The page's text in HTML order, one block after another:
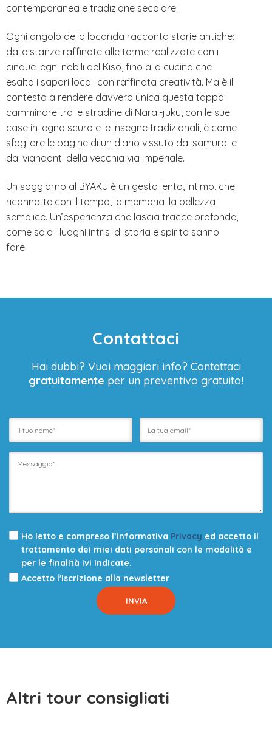
contemporanea e tradizione secolare.
Ogni angolo della locanda racconta storie antiche:
dalle stanze raffinate alle terme realizzate con i
cinque legni nobili del Kiso, fino alla cucina che
esalta i sapori locali con raffinata creatività. Ma è il
contesto a rendere davvero unica questa tappa:
camminare tra le stradine di Narai-juku, con le sue
case in legno scuro e le insegne tradizionali, è come
sfogliare le pagine di un diario vissuto dai samurai e
dai viandanti della vecchia via imperiale.
Un soggiorno al BYAKU è un gesto lento, intimo, che
riconnette con il tempo, la memoria, la bellezza
semplice. Un’esperienza che lascia tracce profonde,
come solo i luoghi intrisi di storia e spirito sanno
fare.
Contattaci
Hai dubbi? Vuoi maggiori info? Contattaci
gratuitamente per un preventivo gratuito!
Ho letto e compreso l’informativa Privacy ed accetto il
trattamento dei miei dati personali con le modalità e
per le finalità ivi indicate.
Accetto l'iscrizione alla newsletter
Altri tour consigliati